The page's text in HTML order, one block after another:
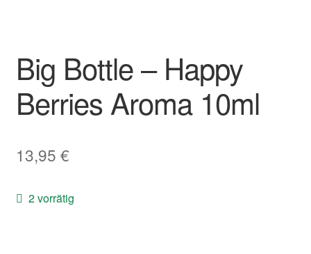
Big Puff
Aromen
Basen & Nikotin
Big Bottle – Happy
Berries Aroma 10ml
13,95 €
2 vorrätig